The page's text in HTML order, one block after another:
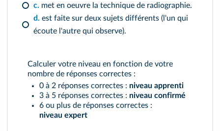
c. met en oeuvre la technique de radiographie.
d. est faite sur deux sujets différents (l'un qui
écoute l'autre qui observe).
Calculer votre niveau en fonction de votre
nombre de réponses correctes :
0 à 2 réponses correctes : niveau apprenti
3 à 5 réponses correctes : niveau confirmé
6 ou plus de réponses correctes :
niveau expert